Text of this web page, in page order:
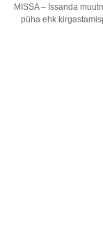
MISSA – Issanda
püha ehk